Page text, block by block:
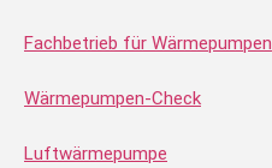
Fachbetrieb für Wärmepumpen
Wärmepumpen-Check
Luftwärmepumpe